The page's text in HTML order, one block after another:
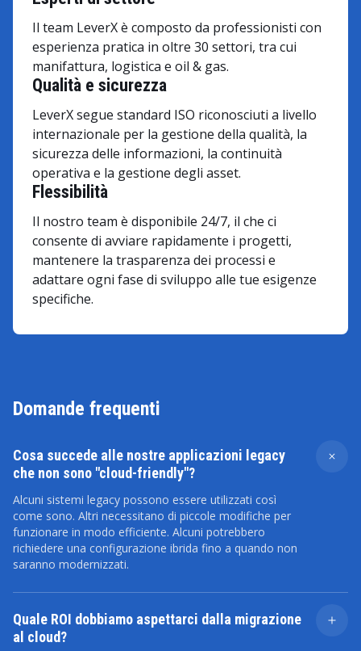
Il team LeverX è composto da professionisti con
esperienza pratica in oltre 30 settori, tra cui
manifattura, logistica e oil & gas.
Qualità e sicurezza
LeverX segue standard ISO riconosciuti a livello
internazionale per la gestione della qualità, la
sicurezza delle informazioni, la continuità
operativa e la gestione degli asset.
Flessibilità
Il nostro team è disponibile 24/7, il che ci
consente di avviare rapidamente i progetti,
mantenere la trasparenza dei processi e
adattare ogni fase di sviluppo alle tue esigenze
specifiche.
Domande frequenti
Cosa succede alle nostre applicazioni legacy
che non sono "cloud-friendly"?
Alcuni sistemi legacy possono essere utilizzati così
come sono. Altri necessitano di piccole modifiche per
funzionare in modo efficiente. Alcuni potrebbero
richiedere una configurazione ibrida fino a quando non
saranno modernizzati.
Quale ROI dobbiamo aspettarci dalla migrazione
al cloud?